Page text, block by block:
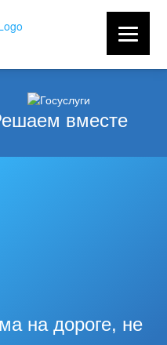
вместе
на дороге, не